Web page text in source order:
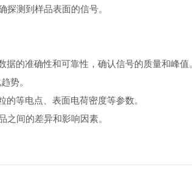
测到样品表面的信号。
的准确性和可靠性，确认信号的质量和峰值
势。
等电点、表面电荷密度等参数。
间的差异和影响因素。